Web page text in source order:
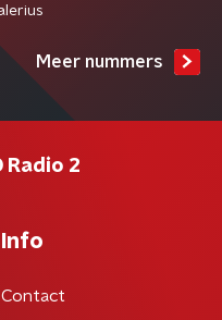
Meer nummers
Radio 2
Info
Contact